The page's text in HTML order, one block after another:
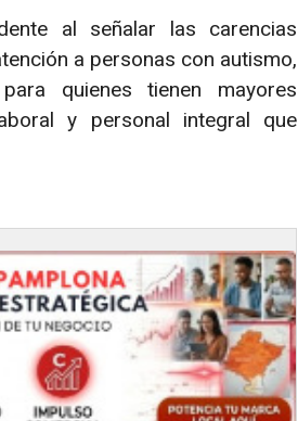
al señalar las carencias
a personas con autismo,
quienes tienen mayores
y personal integral que